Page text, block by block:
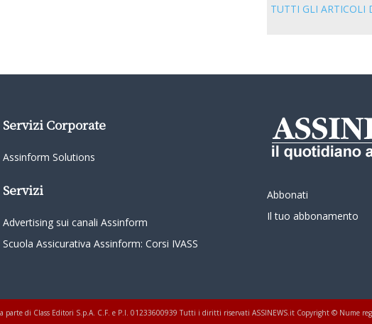
TUTTI GLI ARTICOLI
Servizi Corporate
Assinform Solutions
Servizi
Advertising sui canali Assinform
Scuola Assicurativa Assinform: Corsi IVASS
Abbonati
Il tuo abbonamento
parte di Class Editori S.p.A. C.F. e P.I. 01233600939 Tutti i diritti riservati ASSINEWS.it Copyright © Nume